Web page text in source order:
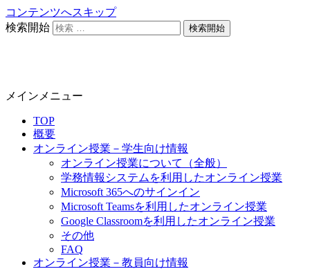
コンテンツへスキップ
静岡大学 オンライン教育担当
検索開始
メインメニュー
TOP
概要
オンライン授業－学生向け情報
オンライン授業について（全般）
学務情報システムを利用したオンライン授業
Microsoft 365へのサインイン
Microsoft Teamsを利用したオンライン授業
Google Classroomを利用したオンライン授業
その他
FAQ
オンライン授業－教員向け情報